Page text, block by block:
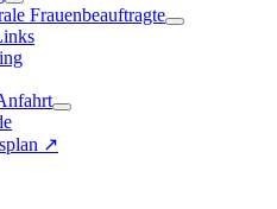
Frauenbeauftragte
↗